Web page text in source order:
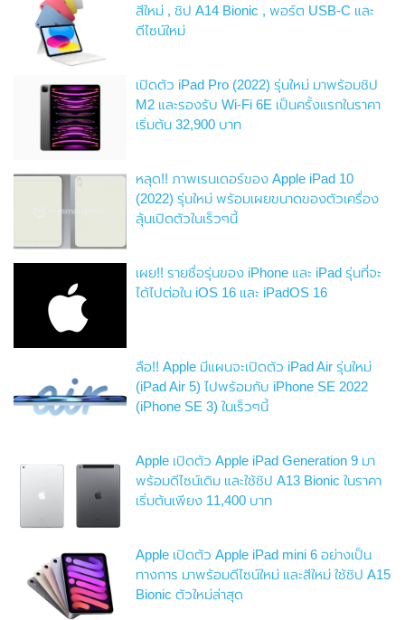
สีใหม่ , ชิป A14 Bionic , พอร์ต USB-C และ
ดีไซน์ใหม่
เปิดตัว iPad Pro (2022) รุ่นใหม่ มาพร้อมชิป
M2 และรองรับ Wi-Fi 6E เป็นครั้งแรกในราคา
เริ่มต้น 32,900 บาท
หลุด!! ภาพเรนเดอร์ของ Apple iPad 10
(2022) รุ่นใหม่ พร้อมเผยขนาดของตัวเครื่อง
ลุ้นเปิดตัวในเร็วๆนี้
เผย!! รายชื่อรุ่นของ iPhone และ iPad รุ่นที่จะ
ได้ไปต่อใน iOS 16 และ iPadOS 16
ลือ!! Apple มีแผนจะเปิดตัว iPad Air รุ่นใหม่
(iPad Air 5) ไปพร้อมกับ iPhone SE 2022
(iPhone SE 3) ในเร็วๆนี้
Apple เปิดตัว Apple iPad Generation 9 มา
พร้อมดีไซน์เดิม และใช้ชิป A13 Bionic ในราคา
เริ่มต้นเพียง 11,400 บาท
Apple เปิดตัว Apple iPad mini 6 อย่างเป็น
ทางการ มาพร้อมดีไซน์ใหม่ และสีใหม่ ใช้ชิป A15
Bionic ตัวใหม่ล่าสุด